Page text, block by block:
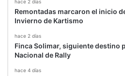
hace 2 días
Remontadas marcaron el inicio
Invierno de Kartismo
hace 2 días
Finca Solimar, siguiente destino
Nacional de Rally
hace 4 días